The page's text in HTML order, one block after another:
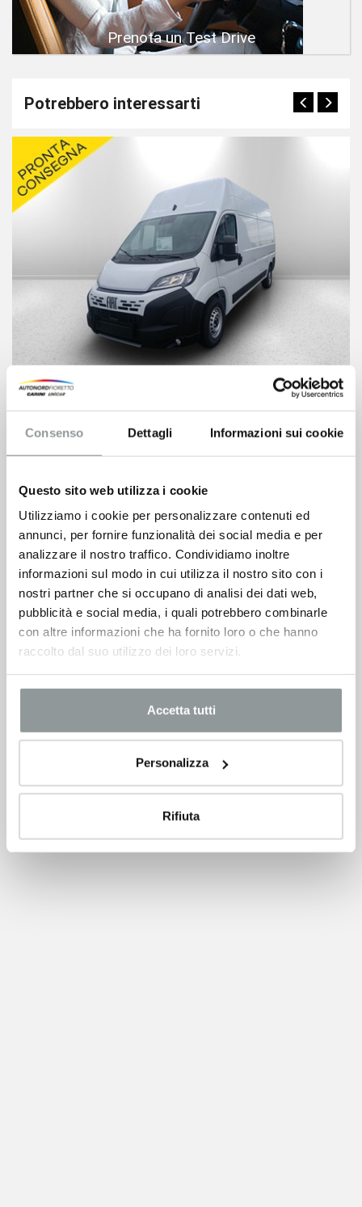
Consenso Dettagli Informazioni sui cookie
Questo sito web utilizza i cookie
Utilizziamo i cookie per personalizzare contenuti ed
annunci, per fornire funzionalità dei social media e per
analizzare il nostro traffico. Condividiamo inoltre
informazioni sul modo in cui utilizza il nostro sito con i
nostri partner che si occupano di analisi dei dati web,
pubblicità e social media, i quali potrebbero combinarle
con altre informazioni che ha fornito loro o che hanno
raccolto dal suo utilizzo dei loro servizi.
Accetta tutti
Personalizza
Rifiuta
Prenota un Test Drive
Potrebbero interessarti
Fiat Ducato
31.700€